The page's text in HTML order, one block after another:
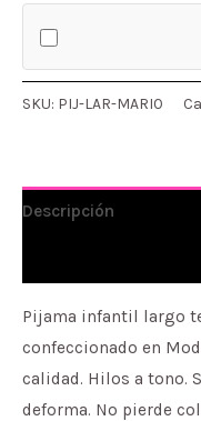
GALAXY
cantidad
SKU: PIJ-LAR-MARIO
Descripción
Pijama infantil largo
confeccionado en
calidad. Hilos a tono.
deforma. No pierde